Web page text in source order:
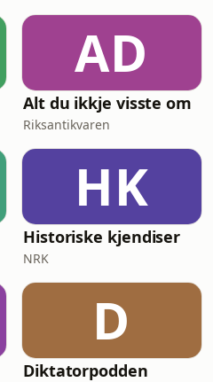
AD
Alt du ikkje visste om
Riksantikvaren
HK
Historiske kjendiser
NRK
D
Diktatorpodden